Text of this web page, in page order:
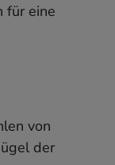
für eine